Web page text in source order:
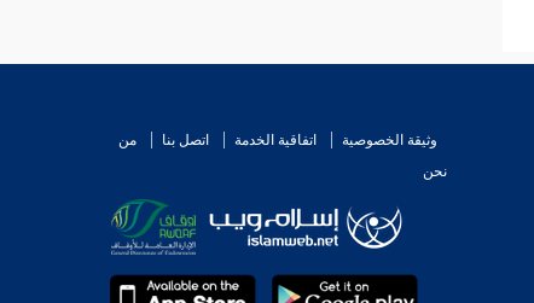
وثيقة الخصوصية اتفاقية الخدمة اتصل بنا
من
نحن